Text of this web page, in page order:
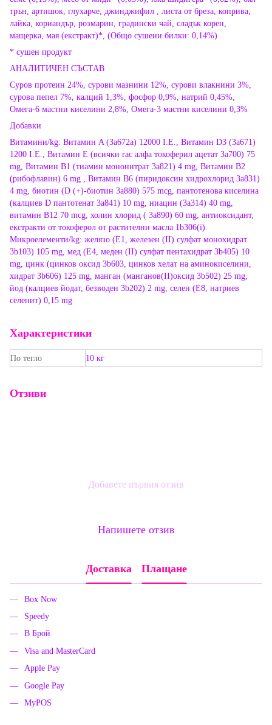
трън, артишок, глухарче, джинджифил , листа от бреза, коприва,
лайка, кориандър, розмарин, градински чай, сладък корен,
мащерка, мая (екстракт)*, (Общо сушени билки: 0,14%)
* сушен продукт
АНАЛИТИЧЕН СЪСТАВ
Суров протеин 24%, сурови мазнини 12%, сурови влакнини 3%,
сурова пепел 7%, калций 1,3%, фосфор 0,9%, натрий 0,45%,
Омега-6 мастни киселини 2,8%, Омега-3 мастни киселини 0,3%
Добавки
Витамини/kg: Витамин A (3a672a) 12000 I.E., Витамин D3 (3a671)
1200 I.E., Витамин E (всички rac алфа токоферил ацетат 3a700) 75
mg, Витамин B1 (тиамин мононитрат 3a821) 4 mg, Витамин B2
(рибофлавин) 6 mg , Витамин В6 (пиридоксин хидрохлорид 3a831)
4 mg, биотин (D (+)-биотин 3a880) 575 mcg, пантотенова киселина
(калциев D пантотенат 3a841) 10 mg, ниацин (3a314) 40 mg,
витамин B12 70 mcg, холин хлорид ( 3a890) 60 mg, антиоксидант,
екстракти от токоферол от растителни масла 1b306(i).
Микроелементи/kg: желязо (E1, железен (II) сулфат монохидрат
3b103) 105 mg, мед (E4, меден (II) сулфат пентахидрат 3b405) 10
mg, цинк (цинков оксид 3b603, цинков хелат на аминокиселини,
хидрат 3b606) 125 mg, манган (манганов(II)оксид 3b502) 25 mg,
йод (калциев йодат, безводен 3b202) 2 mg, селен (E8, натриев
селенит) 0,15 mg
Характеристики
По тегло 10 кг
Отзиви
Добавете първия отзив
Напишете отзив
Доставка Плащане
Box Now
Speedy
В Брой
Visa and MasterCard
Apple Pay
Google Pay
MyPOS